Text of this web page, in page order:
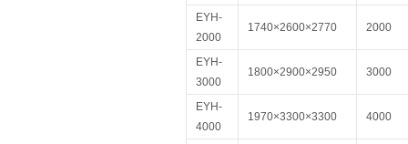
EYH-
2000
1740×2600×2770 2000
EYH-
3000
1800×2900×2950 3000
EYH-
4000
1970×3300×3300 4000